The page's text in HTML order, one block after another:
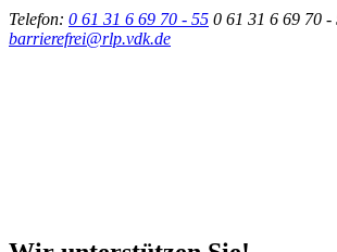
Telefon: 0 61 31 6 69 70 - 55 0 61 31 6 69 70 -
barrierefrei@rlp.vdk.de